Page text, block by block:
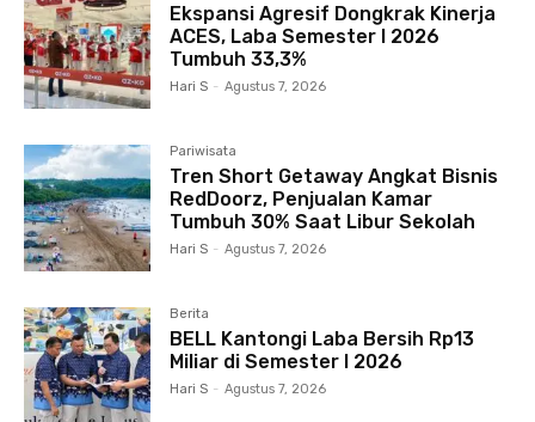
Ekspansi Agresif Dongkrak Kinerja
ACES, Laba Semester I 2026
Tumbuh 33,3%
Hari S - Agustus 7, 2026
Pariwisata
Tren Short Getaway Angkat Bisnis
RedDoorz, Penjualan Kamar
Tumbuh 30% Saat Libur Sekolah
Hari S - Agustus 7, 2026
Berita
BELL Kantongi Laba Bersih Rp13
Miliar di Semester I 2026
Hari S - Agustus 7, 2026